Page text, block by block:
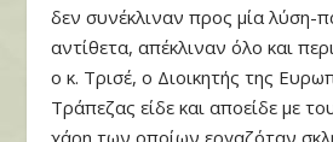
δεν συνέκλιναν προς μία λύση-
αντίθετα, απέκλιναν όλο και
ο κ. Τρισέ, ο Διοικητής της
Τράπεζας είδε και αποείδε με
χάρη των οποίων εργαζόταν